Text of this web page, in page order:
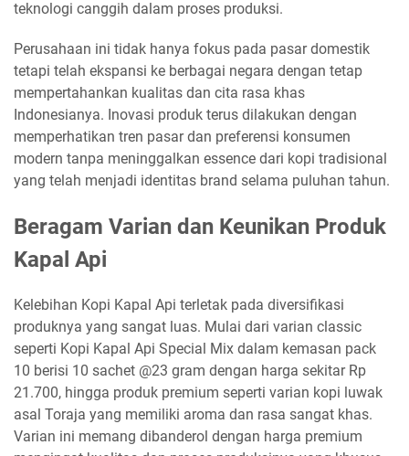
teknologi canggih dalam proses produksi.
Perusahaan ini tidak hanya fokus pada pasar domestik
tetapi telah ekspansi ke berbagai negara dengan tetap
mempertahankan kualitas dan cita rasa khas
Indonesianya. Inovasi produk terus dilakukan dengan
memperhatikan tren pasar dan preferensi konsumen
modern tanpa meninggalkan essence dari kopi tradisional
yang telah menjadi identitas brand selama puluhan tahun.
Beragam Varian dan Keunikan Produk
Kapal Api
Kelebihan Kopi Kapal Api terletak pada diversifikasi
produknya yang sangat luas. Mulai dari varian classic
seperti Kopi Kapal Api Special Mix dalam kemasan pack
10 berisi 10 sachet @23 gram dengan harga sekitar Rp
21.700, hingga produk premium seperti varian kopi luwak
asal Toraja yang memiliki aroma dan rasa sangat khas.
Varian ini memang dibanderol dengan harga premium